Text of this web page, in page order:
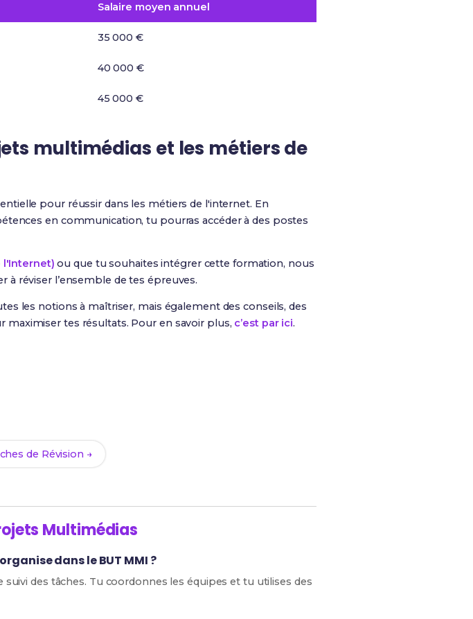
Salaire moyen annuel
35 000 €
40 000 €
45 000 €
multimédias et les métiers de
pour réussir dans les métiers de l'internet. En
en communication, tu pourras accéder à des postes
l'Internet) ou que tu souhaites intégrer cette formation, nous
à réviser l’ensemble de tes épreuves.
les notions à maîtriser, mais également des conseils, des
maximiser tes résultats. Pour en savoir plus, c’est par ici.
de Révision →
Multimédias
dans le BUT MMI ?
des tâches. Tu coordonnes les équipes et tu utilises des